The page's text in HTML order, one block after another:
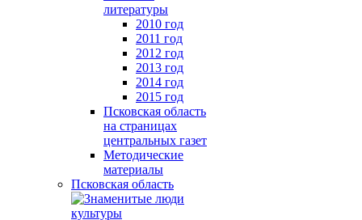
литературы
2010 год
2011 год
2012 год
2013 год
2014 год
2015 год
Псковская область
на страницах
центральных газет
Методические
материалы
Псковская область